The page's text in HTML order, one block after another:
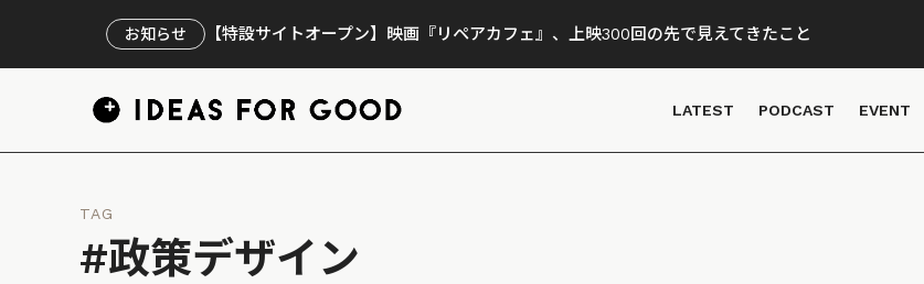
お知らせ 【特設サイトオープン】映画『リペアカフェ』、上映300回の先で見えてきたこと
LATEST PODCAST EVENT
TAG
#政策デザイン